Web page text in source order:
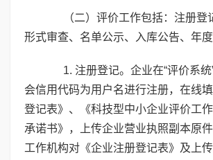
（二）评价工作包括：注册登
形式审查、名单公示、入库公告、年度
1. 注册登记。企业在“评价系统
会信用代码为用户名进行注册，在线
登记表》、《科技型中小企业评价工
承诺书》，上传企业营业执照副本原
工作机构对《企业注册登记表》及上